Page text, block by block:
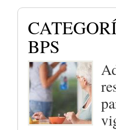
BPS